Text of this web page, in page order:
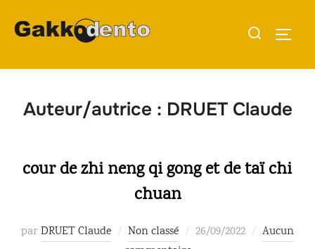
Rechercher :
Auteur/autrice : DRUET Claude
cour de zhi neng qi gong et de taï chi
chuan
parDRUET Claude Non classé
Publié
26/09/2022
Aucun